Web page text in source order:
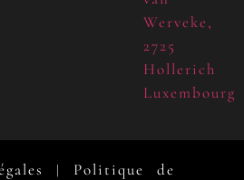
Werveke,
2725
Hollerich
Luxembourg
| Politique de